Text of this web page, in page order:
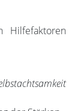
Hilfefaktoren